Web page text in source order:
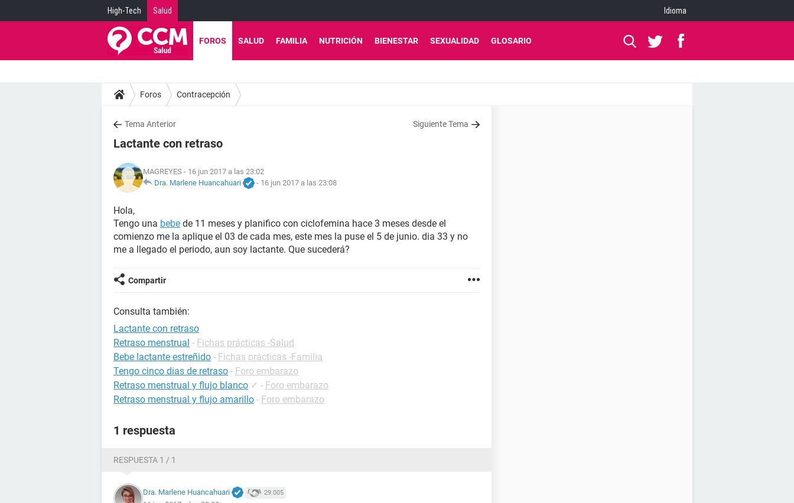
High-Tech Salud Idioma
FOROS SALUD FAMILIA NUTRICIÓN BIENESTAR SEXUALIDAD GLOSARIO
Foros Contracepción
Tema Anterior Siguiente Tema
Lactante con retraso
MAGREYES - 16 jun 2017 a las 23:02
Dra. Marlene Huancahuari
- 16 jun 2017 a las 23:08
Hola,
Tengo una bebe de 11 meses y planifico con ciclofemina hace 3 meses desde el
comienzo me la aplique el 03 de cada mes, este mes la puse el 5 de junio. dia 33 y no
me a llegado el periodo, aun soy lactante. Que sucederá?
Compartir
Consulta también:
Lactante con retraso
Retraso menstrual - Fichas prácticas -Salud
Bebe lactante estreñido - Fichas prácticas -Familia
Tengo cinco dias de retraso - Foro embarazo
Retraso menstrual y flujo blanco ✓ - Foro embarazo
Retraso menstrual y flujo amarillo - Foro embarazo
1 respuesta
RESPUESTA 1 / 1
Dra. Marlene Huancahuari 29.005